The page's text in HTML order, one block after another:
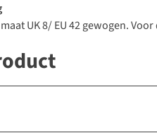
UK 8/ EU 42 gewogen.